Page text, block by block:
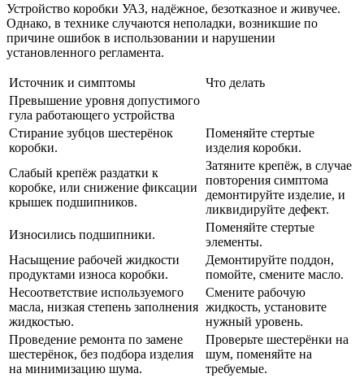
Устройство коробки УАЗ, надёжное, безотказное и живучее.
Однако, в технике случаются неполадки, возникшие по
причине ошибок в использовании и нарушении
установленного регламента.
Источник и симптомы
Что делать
Превышение уровня допустимого
гула работающего устройства
Стирание зубцов шестерёнок
коробки.
Поменяйте стертые
изделия коробки.
Слабый крепёж раздатки к
коробке, или снижение фиксации
крышек подшипников.
Затяните крепёж, в случае
повторения симптома
демонтируйте изделие, и
ликвидируйте дефект.
Износились подшипники.
Поменяйте стертые
элементы.
Насыщение рабочей жидкости
продуктами износа коробки.
Демонтируйте поддон,
помойте, смените масло.
Несоответствие используемого
масла, низкая степень заполнения
жидкостью.
Смените рабочую
жидкость, установите
нужный уровень.
Проведение ремонта по замене
шестерёнок, без подбора изделия
на минимизацию шума.
Проверьте шестерёнки на
шум, поменяйте на
требуемые.